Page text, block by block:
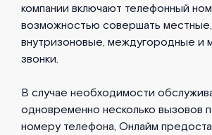
компании включают телефонный
возможностью совершать местные,
внутризоновые, междугородные и
звонки.
В случае необходимости
одновременно несколько вызовов
номеру телефона, Онлайм